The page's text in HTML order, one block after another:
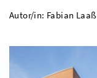
Autor/in: Fabian Laaß